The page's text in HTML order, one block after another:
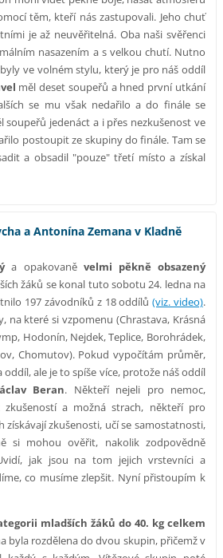
těm, kteří nás zastupovali. Jeho chuť
je až neuvěřitelná. Oba naši svěřenci
nasazením a s velkou chutí. Nutno
ve volném stylu, který je pro náš oddíl
měl deset soupeřů a hned první utkání
se mu však nedařilo a do finále se
soupeřů jedenáct a i přes nezkušenost ve
postoupit ze skupiny do finále. Tam se
a obsadil "pouze" třetí místo a získal
a Antonína Zemana v Kladně
a opakovaně velmi pěkně obsazený
žáků se konal tuto sobotu 24. ledna na
197 závodníků z 18 oddílů(viz. video).
na které si vzpomenu (Chrastava, Krásná
Hodonín, Nejdek, Teplice, Borohrádek,
Chomutov). Pokud vypočítám průměr,
ale je to spíše více, protože náš oddíl
Beran. Někteří nejeli pro nemoc,
a možná strach, někteří pro
získávají zkušenosti, učí se samostatnosti,
si mohou ověřit, nakolik zodpovědně
jak jsou na tom jejich vrstevníci a
co musíme zlepšit. Nyní přistoupím k
mladších žáků do 40. kg celkem
byla rozdělena do dvou skupin, přičemž v